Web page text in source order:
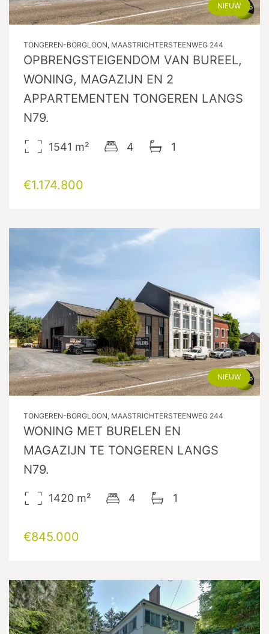
NIEUW
TONGEREN-BORGLOON, MAASTRICHTERSTEENWEG 244
OPBRENGSTEIGENDOM VAN BUREEL,
WONING, MAGAZIJN EN 2
APPARTEMENTEN TONGEREN LANGS
N79.
1541 m² 4 1
€1.174.800
NIEUW
TONGEREN-BORGLOON, MAASTRICHTERSTEENWEG 244
WONING MET BURELEN EN
MAGAZIJN TE TONGEREN LANGS
N79.
1420 m² 4 1
€845.000